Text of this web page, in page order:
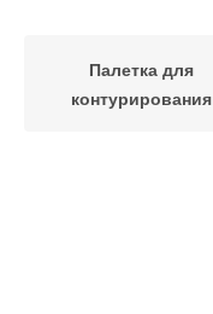
Палетка для
контурирования